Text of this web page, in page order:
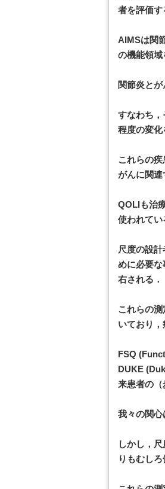
者を評価
AIMSは関
の機能領域
関節炎と
すなわち
程度の変化
これらの
がんに関
QOLIも治
使われてい
尺度の設
めに必要
右される．
これらの
いており
FSQ
DUKE
来患者の
我々の関心
しかし，
りもむし